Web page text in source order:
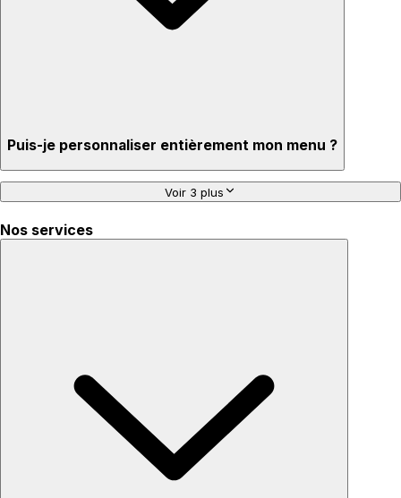
Puis-je personnaliser entièrement mon menu ?
Voir 3 plus
Nos services